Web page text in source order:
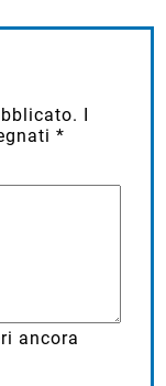
*
ancora